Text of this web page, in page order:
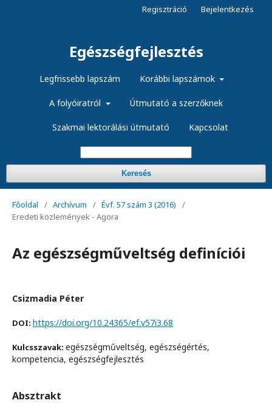
Egészségfejlesztés
Legfrissebb lapszám Korábbi lapszámok
A folyóiratról Útmutató a szerzőknek
Szakmai lektorálási útmutató Kapcsolat
Keresés
Regisztráció Bejelentkezés
Főoldal / Archívum / Évf. 57 szám 3 (2016)
/
Eredeti közlemények - Agora
Az egészségműveltség definíciói
Csizmadia Péter
DOI: https://doi.org/10.24365/ef.v57i3.68
Kulcsszavak: egészségműveltség, egészségértés,
kompetencia, egészségfejlesztés
Absztrakt